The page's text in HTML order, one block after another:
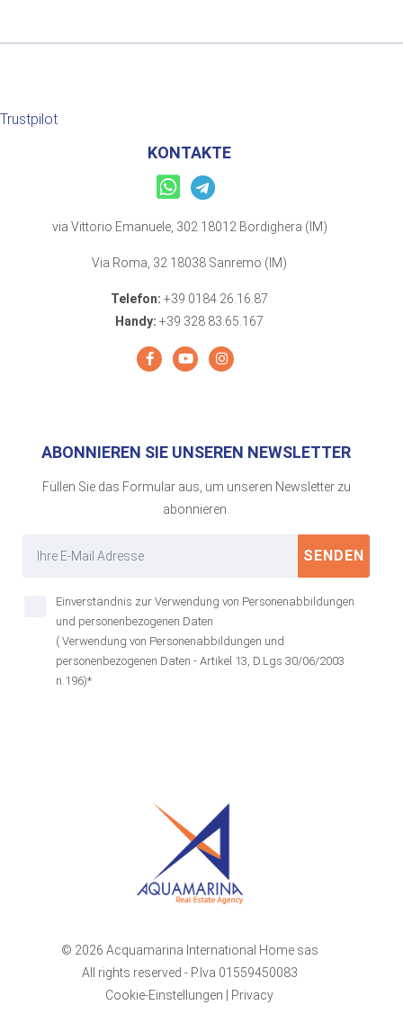
Trustpilot
© 2026 Acquamarina International Home sas
All rights reserved - P.Iva 01559450083
Cookie-Einstellungen
Privacy
KONTAKTE
via Vittorio Emanuele, 302 18012 Bordighera (IM)
Via Roma, 32 18038 Sanremo (IM)
Telefon: +39 0184 26.16.87
Handy: +39 328 83.65.167
ABONNIEREN SIE UNSEREN NEWSLETTER
Füllen Sie das Formular aus, um unseren Newsletter zu
abonnieren.
SENDEN
Einverständnis zur Verwendung von Personenabbildungen
und personenbezogenen Daten
( Verwendung von Personenabbildungen und
personenbezogenen Daten - Artikel 13, D.Lgs 30/06/2003
n.196)*